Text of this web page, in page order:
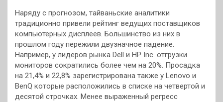
Наряду с прогнозом, тайваньские аналитики
традиционно привели рейтинг ведущих поставщиков
компьютерных дисплеев. Большинство из них в
прошлом году пережили двузначное падение.
Например, у лидеров рынка Dell и HP Inc. отгрузки
мониторов сократились более чем на 20%. Просадка
на 21,4% и 22,8% зарегистрирована также у Lenovo и
BenQ которые расположились в списке на четвертой и
десятой строчках. Менее выраженный регресс